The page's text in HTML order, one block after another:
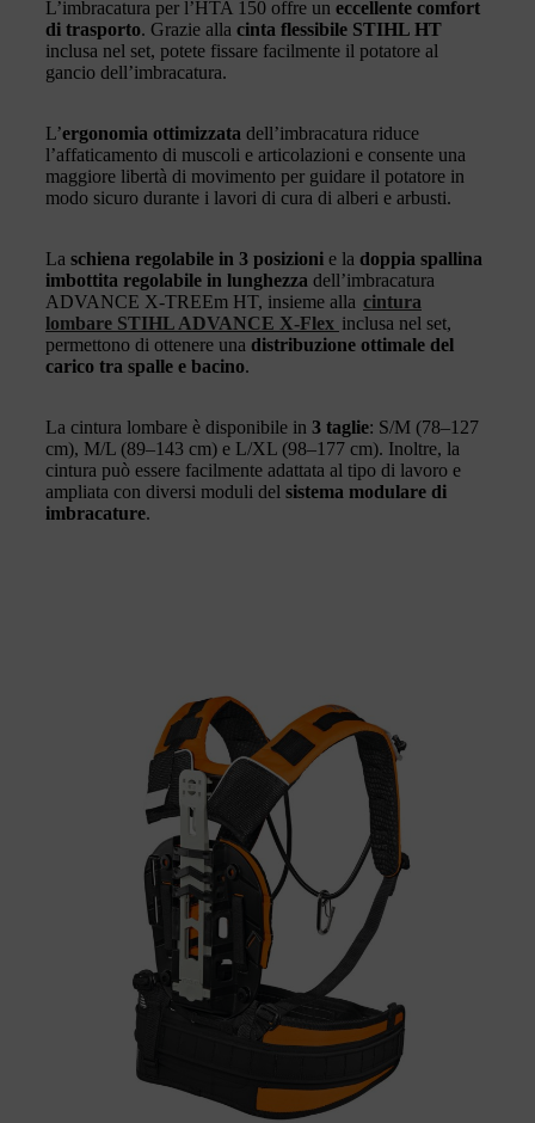
L’imbracatura per l’HTA 150 offre un eccellente comfort
di trasporto. Grazie alla cinta flessibile STIHL HT
inclusa nel set, potete fissare facilmente il potatore al
gancio dell’imbracatura.
L’ergonomia ottimizzata dell’imbracatura riduce
l’affaticamento di muscoli e articolazioni e consente una
maggiore libertà di movimento per guidare il potatore in
modo sicuro durante i lavori di cura di alberi e arbusti.
La schiena regolabile in 3 posizioni e la doppia spallina
imbottita regolabile in lunghezza dell’imbracatura
ADVANCE X-TREEm HT, insieme alla cintura
lombare STIHL ADVANCE X-Flex inclusa nel set,
permettono di ottenere una distribuzione ottimale del
carico tra spalle e bacino.
La cintura lombare è disponibile in 3 taglie: S/M (78–127
cm), M/L (89–143 cm) e L/XL (98–177 cm). Inoltre, la
cintura può essere facilmente adattata al tipo di lavoro e
ampliata con diversi moduli del sistema modulare di
imbracature.